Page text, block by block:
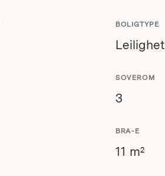
BOLIGTYPE
Leilighet
SOVEROM
3
BRA-E
11 m²